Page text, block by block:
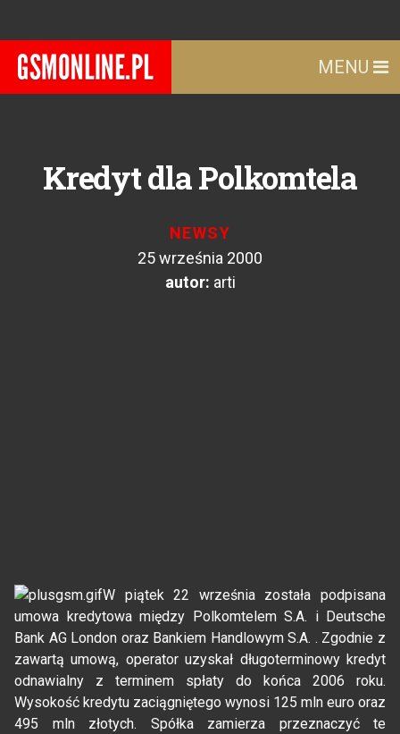
MENU
Kredyt dla Polkomtela
NEWSY
25 września 2000
autor: arti
W piątek 22 września została podpisana
umowa kredytowa między Polkomtelem S.A. i Deutsche
Bank AG London oraz Bankiem Handlowym S.A. . Zgodnie z
zawartą umową, operator uzyskał długoterminowy kredyt
odnawialny z terminem spłaty do końca 2006 roku.
Wysokość kredytu zaciągniętego wynosi 125 mln euro oraz
495 mln złotych. Spółka zamierza przeznaczyć te